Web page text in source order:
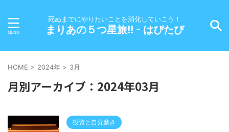
死ぬまでにやりたいことを消化していこう！
まりあの５つ星旅!! - はぴたび
HOME > 2024年 > 3月
月別アーカイブ：2024年03月
投資と自分磨き